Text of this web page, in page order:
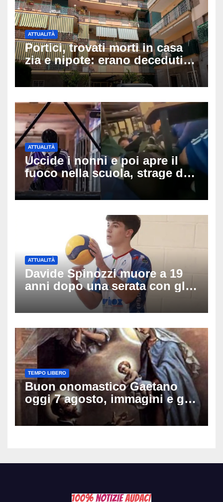
ATTUALITÀ
Portici, trovati morti in casa
zia e nipote: erano deceduti
da giorni, il caldo tra le
ipotesi al vaglio
ATTUALITÀ
Uccide i nonni e poi apre il
fuoco nella scuola, strage di
insegnanti: il possibile
movente dietro il massacro in
ATTUALITÀ
Davide Spinozzi muore a 19
anni dopo una serata con gli
amici: il mistero dello
schianto senza frenata
TEMPO LIBERO
Buon onomastico Gaetano
oggi 7 agosto, immagini e gif
di auguri da condividere sui
social